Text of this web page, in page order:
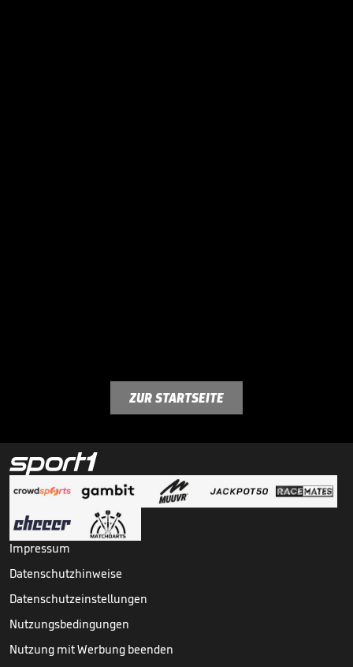
ZUR STARTSEITE
Impressum
Datenschutzhinweise
Datenschutzeinstellungen
Nutzungsbedingungen
Nutzung mit Werbung beenden